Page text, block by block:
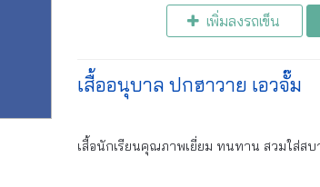
เพิ่มลงรถเข็น
เสื้ออนุบาล ปกฮาวาย เอวจั๊ม
เสื้อนักเรียนคุณภาพเยี่ยม ทนทาน สวมใส่ส